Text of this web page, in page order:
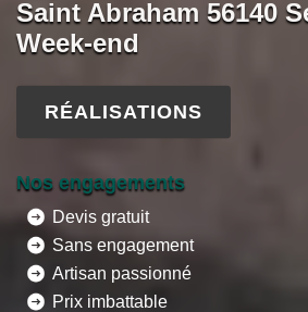
Saint Abraham 56140
Week-end
RÉALISATIONS
Nos engagements
Devis gratuit
Sans engagement
Artisan passionné
Prix imbattable